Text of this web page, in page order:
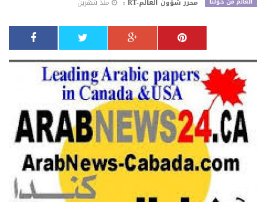
محرر شؤون العالم-RT : منذ شهرين